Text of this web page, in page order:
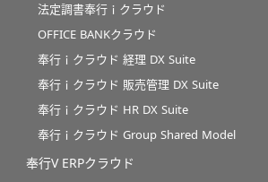
法定調書奉行ｉクラウド
OFFICE BANKクラウド
奉行ｉクラウド 経理 DX Suite
奉行ｉクラウド 販売管理 DX Suite
奉行ｉクラウド HR DX Suite
奉行ｉクラウド Group Shared Model
奉行V ERPクラウド